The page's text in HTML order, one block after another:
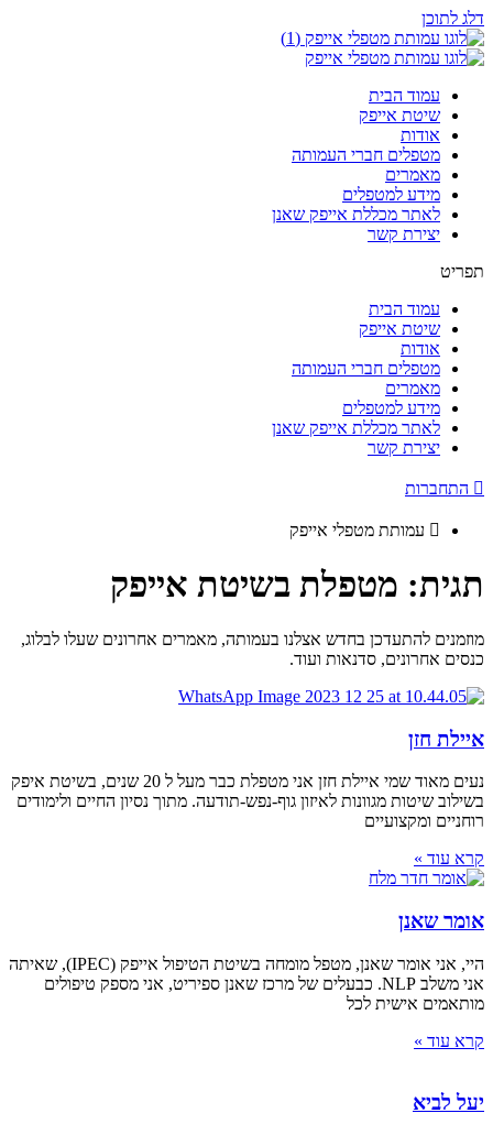
דלג לתוכן
עמוד הבית
שיטת אייפק
אודות
מטפלים חברי העמותה
מאמרים
מידע למטפלים
לאתר מכללת אייפק שאנן
יצירת קשר
תפריט
עמוד הבית
שיטת אייפק
אודות
מטפלים חברי העמותה
מאמרים
מידע למטפלים
לאתר מכללת אייפק שאנן
יצירת קשר
התחברות
עמותת מטפלי אייפק
תגית: מטפלת בשיטת אייפק
מוזמנים להתעדכן בחדש אצלנו בעמותה, מאמרים אחרונים שעלו לבלוג,
כנסים אחרונים, סדנאות ועוד.
איילת חזן
נעים מאוד שמי איילת חזן אני מטפלת כבר מעל ל 20 שנים, בשיטת איפק
בשילוב שיטות מגוונות לאיזון גוף-נפש-תודעה. מתוך נסיון החיים ולימודים
רוחניים ומקצועיים
קרא עוד »
אומר שאנן
היי, אני אומר שאנן, מטפל מומחה בשיטת הטיפול אייפק (IPEC), שאיתה
אני משלב NLP. כבעלים של מרכז שאנן ספיריט, אני מספק טיפולים
מותאמים אישית לכל
קרא עוד »
יעל לביא